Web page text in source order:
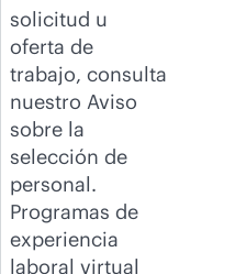
solicitud u
oferta de
trabajo, consulta
nuestro Aviso
sobre la
selección de
personal.
Programas de
experiencia
laboral virtual